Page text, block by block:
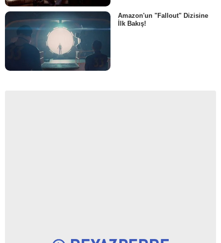
Amazon'un "Fallout" Dizisine
İlk Bakış!